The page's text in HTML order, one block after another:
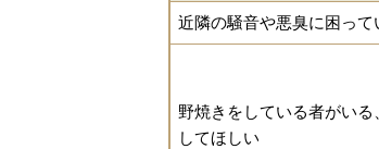
近隣の騒音や悪臭に困って
野焼きをしている者がいる
してほしい